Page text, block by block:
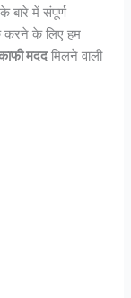
बारे में संपूर्ण
करने के लिए हम
मददमिलने वाली